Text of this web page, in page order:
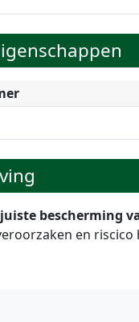
bescherming
en